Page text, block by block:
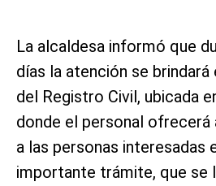
La alcaldesa informó que
días la atención se brindará
del Registro Civil, ubicada
donde el personal ofrecerá
a las personas interesadas
importante trámite, que se